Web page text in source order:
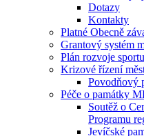
Dotazy
Kontakty
Platné Obecně
Grantový systém
Plán rozvoje sportu
Krizové řízení
Povodňový
Péče o památky
Soutěž o
Programu
Jevíčské